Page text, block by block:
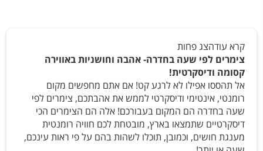
קרא עודהצג פחות
צימרים לפי שעה בחדרה- אהבה וחושניות באווירה
קסומה ודיסקרטית!
אל תהססו אפילו לא לרגע קט! אם אתם מחפשים מקום
רומנטי, אינטימי ודיסקרטי לממש את אהבתכם, צימרים לפי
שעה בחדרה הם המקום בעבורכם! אלה הם הצימרים הכי
דיסקרטיים שתמצאו בארץ, מובטחת לכם חוויה רומנטית
מענגת חושים, וכמובן, תוכלו לשהות בהם על פי ראות עינכם,